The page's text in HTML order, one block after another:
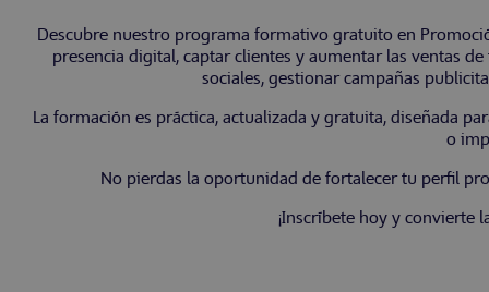
Descubre nuestro programa formativo gratuito en
presencia digital, captar clientes y aumentar las ventas
sociales, gestionar campañas
La formación es práctica, actualizada y gratuita, diseñada
o
No pierdas la oportunidad de fortalecer tu perfil
¡Inscríbete hoy y convierte